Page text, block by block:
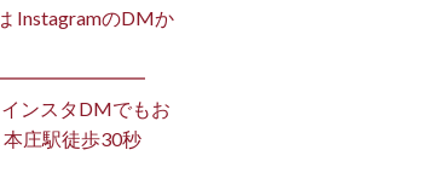
InstagramのDMか
ンスタDMでもお
庄駅徒歩30秒